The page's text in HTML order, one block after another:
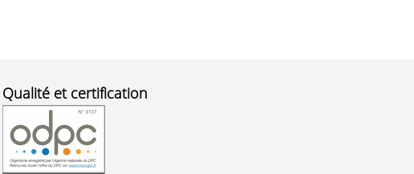
Qualité et certification